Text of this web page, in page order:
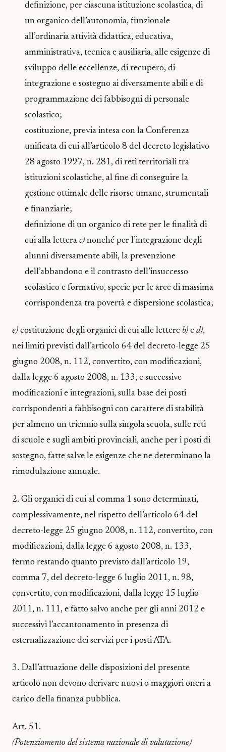
definizione, per ciascuna istituzione scolastica, di
un organico dell’autonomia, funzionale
all’ordinaria attività didattica, educativa,
amministrativa, tecnica e ausiliaria, alle esigenze di
sviluppo delle eccellenze, di recupero, di
integrazione e sostegno ai diversamente abili e di
programmazione dei fabbisogni di personale
scolastico;
costituzione, previa intesa con la Conferenza
unificata di cui all’articolo 8 del decreto legislativo
28 agosto 1997, n. 281, di reti territoriali tra
istituzioni scolastiche, al fine di conseguire la
gestione ottimale delle risorse umane, strumentali
e finanziarie;
definizione di un organico di rete per le finalità di
cui alla letterac) nonché per l’integrazione degli
alunni diversamente abili, la prevenzione
dell’abbandono e il contrasto dell’insuccesso
scolastico e formativo, specie per le aree di massima
corrispondenza tra povertà e dispersione scolastica;
e) costituzione degli organici di cui alle lettere b) e d),
nei limiti previsti dall’articolo 64 del decreto-legge 25
giugno 2008, n. 112, convertito, con modificazioni,
dalla legge 6 agosto 2008, n. 133, e successive
modificazioni e integrazioni, sulla base dei posti
corrispondenti a fabbisogni con carattere di stabilità
per almeno un triennio sulla singola scuola, sulle reti
di scuole e sugli ambiti provinciali, anche per i posti di
sostegno, fatte salve le esigenze che ne determinano la
rimodulazione annuale.
2. Gli organici di cui al comma 1 sono determinati,
complessivamente, nel rispetto dell’articolo 64 del
decreto-legge 25 giugno 2008, n. 112, convertito, con
modificazioni, dalla legge 6 agosto 2008, n. 133,
fermo restando quanto previsto dall’articolo 19,
comma 7, del decreto-legge 6 luglio 2011, n. 98,
convertito, con modificazioni, dalla legge 15 luglio
2011, n. 111, e fatto salvo anche per gli anni 2012 e
successivi l’accantonamento in presenza di
esternalizzazione dei servizi per i posti ATA.
3. Dall’attuazione delle disposizioni del presente
articolo non devono derivare nuovi o maggiori oneri a
carico della finanza pubblica.
Art. 51.
(Potenziamento del sistema nazionale di valutazione)